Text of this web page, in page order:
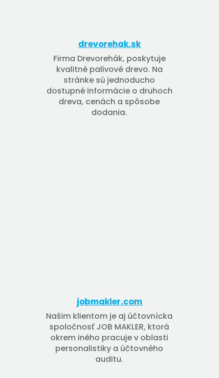
drevorehak.sk
Firma Drevorehák, poskytuje
kvalitné palivové drevo. Na
stránke sú jednoducho
dostupné informácie o druhoch
dreva, cenách a spôsobe
dodania.
jobmakler.com
Našim klientom je aj účtovnícka
spoločnosť JOB MAKLER, ktorá
okrem iného pracuje v oblasti
personalistiky a účtovného
auditu.